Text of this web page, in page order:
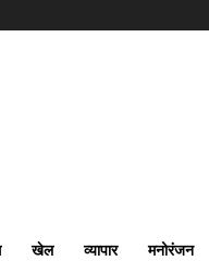
खेल व्यापार मनोरंजन